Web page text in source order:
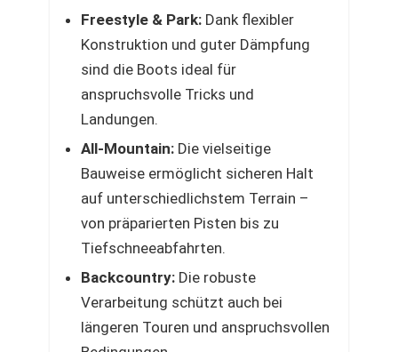
Freestyle & Park: Dank flexibler
Konstruktion und guter Dämpfung
sind die Boots ideal für
anspruchsvolle Tricks und
Landungen.
All-Mountain: Die vielseitige
Bauweise ermöglicht sicheren Halt
auf unterschiedlichstem Terrain –
von präparierten Pisten bis zu
Tiefschneeabfahrten.
Backcountry: Die robuste
Verarbeitung schützt auch bei
längeren Touren und anspruchsvollen